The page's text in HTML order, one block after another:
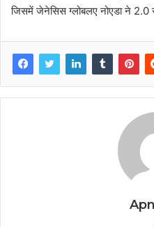
जिसमें जेनेसिस ग्लोबलए नोएडा ने 2.0